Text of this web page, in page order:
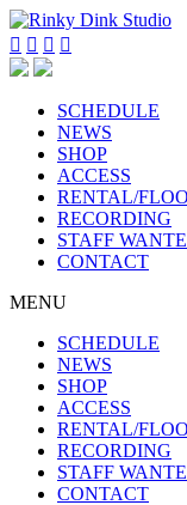
   
SCHEDULE
NEWS
SHOP
ACCESS
RENTAL/
RECORDING
STAFF
CONTACT
MENU
SCHEDULE
NEWS
SHOP
ACCESS
RENTAL/
RECORDING
STAFF
CONTACT